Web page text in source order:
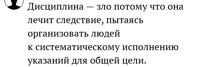
Дисциплина — зло потому что она
лечит следствие, пытаясь
организовать людей
к систематическому исполнению
указаний для общей цели.